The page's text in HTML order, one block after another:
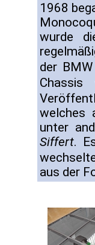
1968
wurde
der
welches
unter
Siffert.
aus der